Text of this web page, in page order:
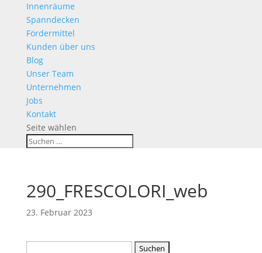
Innenräume
Spanndecken
Fördermittel
Kunden über uns
Blog
Unser Team
Unternehmen
Jobs
Kontakt
Seite wählen
290_FRESCOLORI_web
23. Februar 2023